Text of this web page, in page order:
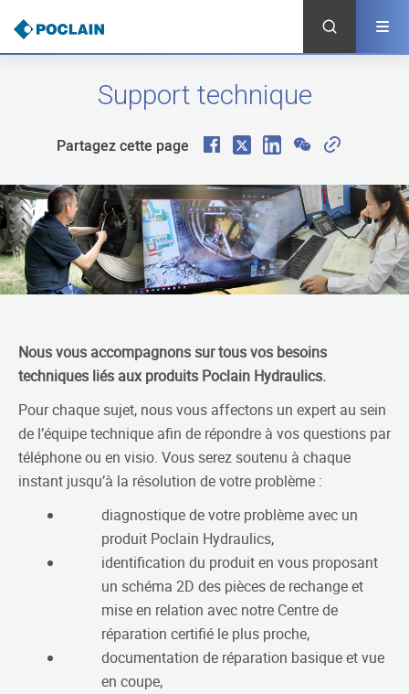
contenu
principal
Support technique
Partagez cette page F
a
c
e
b
o
k
X L
i
n
k
e
d
n
W
e
C
h
a
t
C
o
p
y
L
i
k
Nous vous accompagnons sur tous vos besoins
techniques liés aux produits Poclain Hydraulics.
Pour chaque sujet, nous vous affectons un expert au sein
de l’équipe technique afin de répondre à vos questions par
téléphone ou en visio. Vous serez soutenu à chaque
instant jusqu’à la résolution de votre problème :
diagnostique de votre problème avec un
produit Poclain Hydraulics,
identification du produit en vous proposant
un schéma 2D des pièces de rechange et
mise en relation avec notre Centre de
réparation certifié le plus proche,
documentation de réparation basique et vue
en coupe,